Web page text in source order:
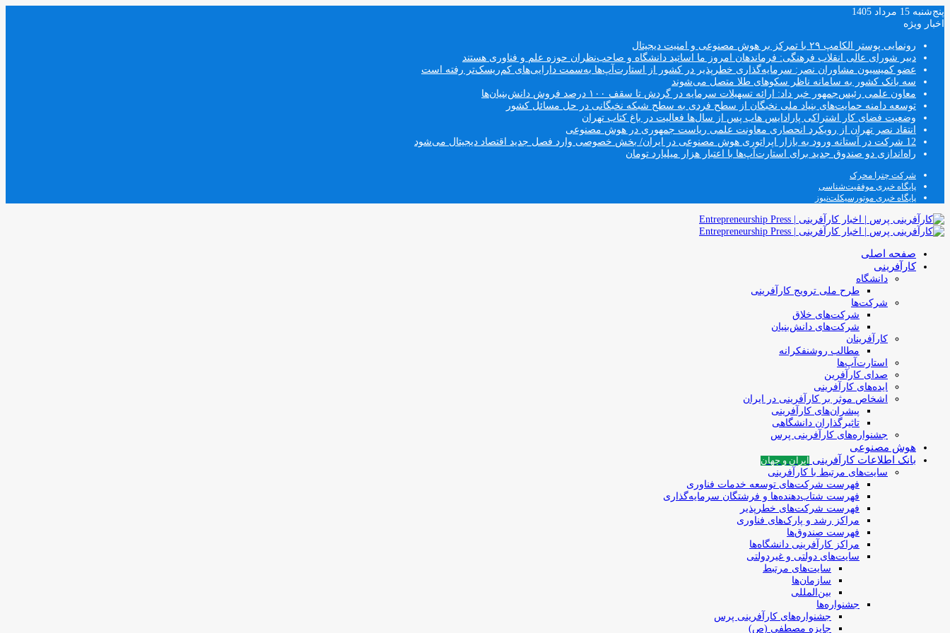
پنج‌شنبه 15 مرداد 1405
اخبار ویژه
رونمایی پوستر الکامپ ۲۹ با تمرکز بر هوش مصنوعی و امنیت دیجیتال
دبیر شورای عالی انقلاب فرهنگی: فرماندهان امروز ما اساتید دانشگاه و صاحب‌نظران حوزه علم و فناوری هستند
عضو کمیسیون مشاوران نصر: سرمایه‌گذاری خطرپذیر در کشور از استارت‌آپ‌ها به‌سمت دارایی‌های کم‌ریسک‌تر رفته است
سه بانک کشور به سامانه ناظر سکوهای طلا متصل می‌شوند
معاون علمی رئیس‌جمهور خبر داد: ارائه تسهیلات سرمایه در گردش تا سقف ۱۰۰ درصد فروش دانش‌بنیان‌ها
توسعه دامنه حمایت‌های بنیاد ملی نخبگان از سطح فردی به سطح شبکه نخبگانی در حل مسائل کشور
وضعیت فضای کار اشتراکی پارادایس هاب پس از سال‌ها فعالیت در باغ کتاب تهران
انتقاد نصر تهران از رویکرد انحصاری معاونت علمی ریاست جمهوری در هوش مصنوعی
12 شرکت در آستانه ورود به بازار اپراتوری هوش مصنوعی در ایران/ بخش خصوصی وارد فصل جدید اقتصاد دیجیتال می‌شود
راه‌اندازی دو صندوق جدید برای استارت‌آپ‌ها با اعتبار هزار میلیارد تومان
شرکت چترا محرک
پایگاه خبری موفقیت‌شناسی
پایگاه خبری موتورسیکلت‌نیوز
صفحه اصلی
کارآفرینی
دانشگاه
طرح ملی ترویج کارآفرینی
شرکت‌ها
شرکت‌های خلاق
شرکت‌های دانش‌بنیان
کارآفرینان
مطالب روشنفکرانه
استارت‌آپ‌ها
صدای کارآفرین
ایده‌های کارآفرینی
اشخاص موثر بر کارآفرینی در ایران
پیشران‌های کارآفرینی
تاثیرگذاران دانشگاهی
جشنواره‌های کارآفرینی‌ پرس
هوش مصنوعی
بانک اطلاعات کارآفرینی
ایران و جهان
سایت‌های مرتبط با کارآفرینی
فهرست شرکت‌های‌‌ توسعه‌ خدمات فناوری
فهرست شتاب‌دهنده‌ها‌ و فرشتگان‌ سرمایه‌گذاری
فهرست شرکت‌های خطرپذیر
مراکز رشد و پارک‌های فناوری
فهرست صندوق‌ها
مراکز کارآفرینی دانشگاه‌ها
سایت‌های دولتی و غیردولتی
سایت‌های مرتبط
سازمان‌ها
بین‌المللی
جشنواره‌ها
جشنواره‌های کارآفرینی‌ پرس
جایزه مصطفی (ص)